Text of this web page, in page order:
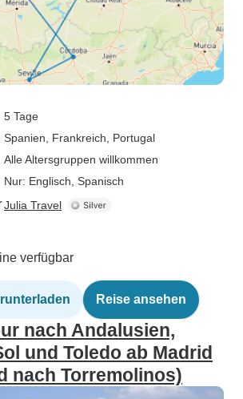
5 Tage
Spanien , Frankreich , Portugal
Alle Altersgruppen willkommen
Nur: Englisch, Spanisch
Julia Travel
verfügbar
Reise ansehen
nach Andalusien,
und Toledo ab Madrid
nach Torremolinos)